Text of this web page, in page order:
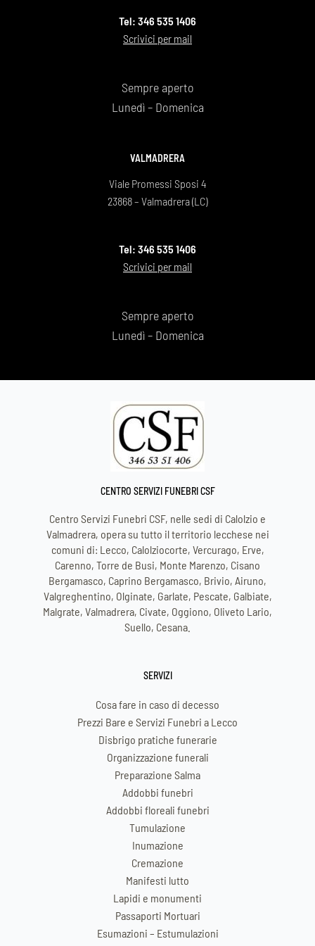
Tel: 346 535 1406
Scrivici per mail
Sempre aperto
Lunedì – Domenica
VALMADRERA
Viale Promessi Sposi 4
23868 – Valmadrera (LC)
Tel: 346 535 1406
Scrivici per mail
Sempre aperto
Lunedì – Domenica
CENTRO SERVIZI FUNEBRI CSF
Centro Servizi Funebri CSF, nelle sedi di Calolzio e
Valmadrera, opera su tutto il territorio lecchese nei
comuni di: Lecco, Calolziocorte, Vercurago, Erve,
Carenno, Torre de Busi, Monte Marenzo, Cisano
Bergamasco, Caprino Bergamasco, Brivio, Airuno,
Valgreghentino, Olginate, Garlate, Pescate, Galbiate,
Malgrate, Valmadrera, Civate, Oggiono, Oliveto Lario,
Suello, Cesana.
SERVIZI
Cosa fare in caso di decesso
Prezzi Bare e Servizi Funebri a Lecco
Disbrigo pratiche funerarie
Organizzazione funerali
Preparazione Salma
Addobbi funebri
Addobbi floreali funebri
Tumulazione
Inumazione
Cremazione
Manifesti lutto
Lapidi e monumenti
Passaporti Mortuari
Esumazioni – Estumulazioni